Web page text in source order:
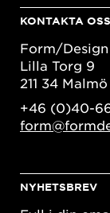
KONTAKTA OSS
Form/
Lilla Torg 9
211 34 Malmö
+46 (0)40-
NYHETSBREV